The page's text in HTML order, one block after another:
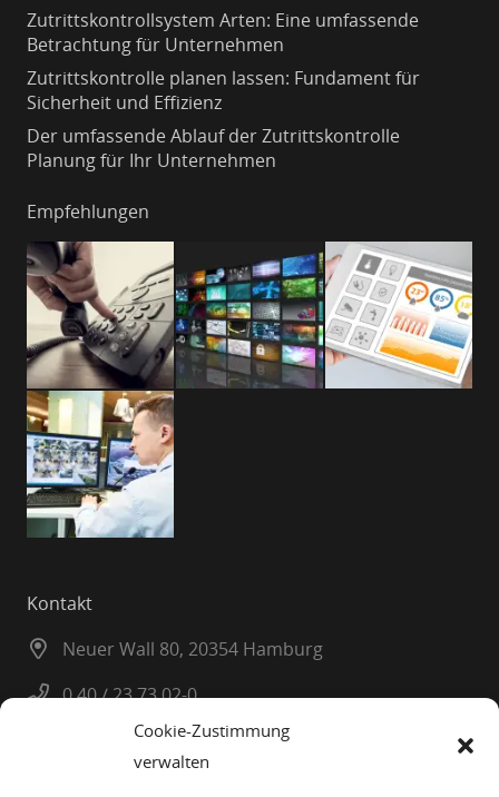
Cookie-Zustimmung
verwalten
Zutrittskontrollsystem Arten: Eine umfassende
Betrachtung für Unternehmen
Zutrittskontrolle planen lassen: Fundament für
Sicherheit und Effizienz
Der umfassende Ablauf der Zutrittskontrolle
Planung für Ihr Unternehmen
Empfehlungen
Kontakt
Neuer Wall 80, 20354 Hamburg
0 40 / 23 73 02-0
0 40 / 23 08 25